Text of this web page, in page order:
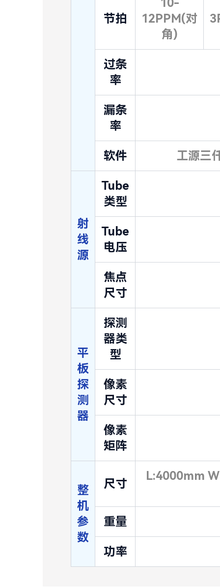
节拍
10-
12PPM(对
角)
过条
率
漏条
率
软件 工源三
射
线
源
Tube
类型
Tube
电压
焦点
尺寸
平
板
探
测
器
探测
器类
型
像素
尺寸
像素
矩阵
整
机
参
数
尺寸
L:4000mm
重量
功率